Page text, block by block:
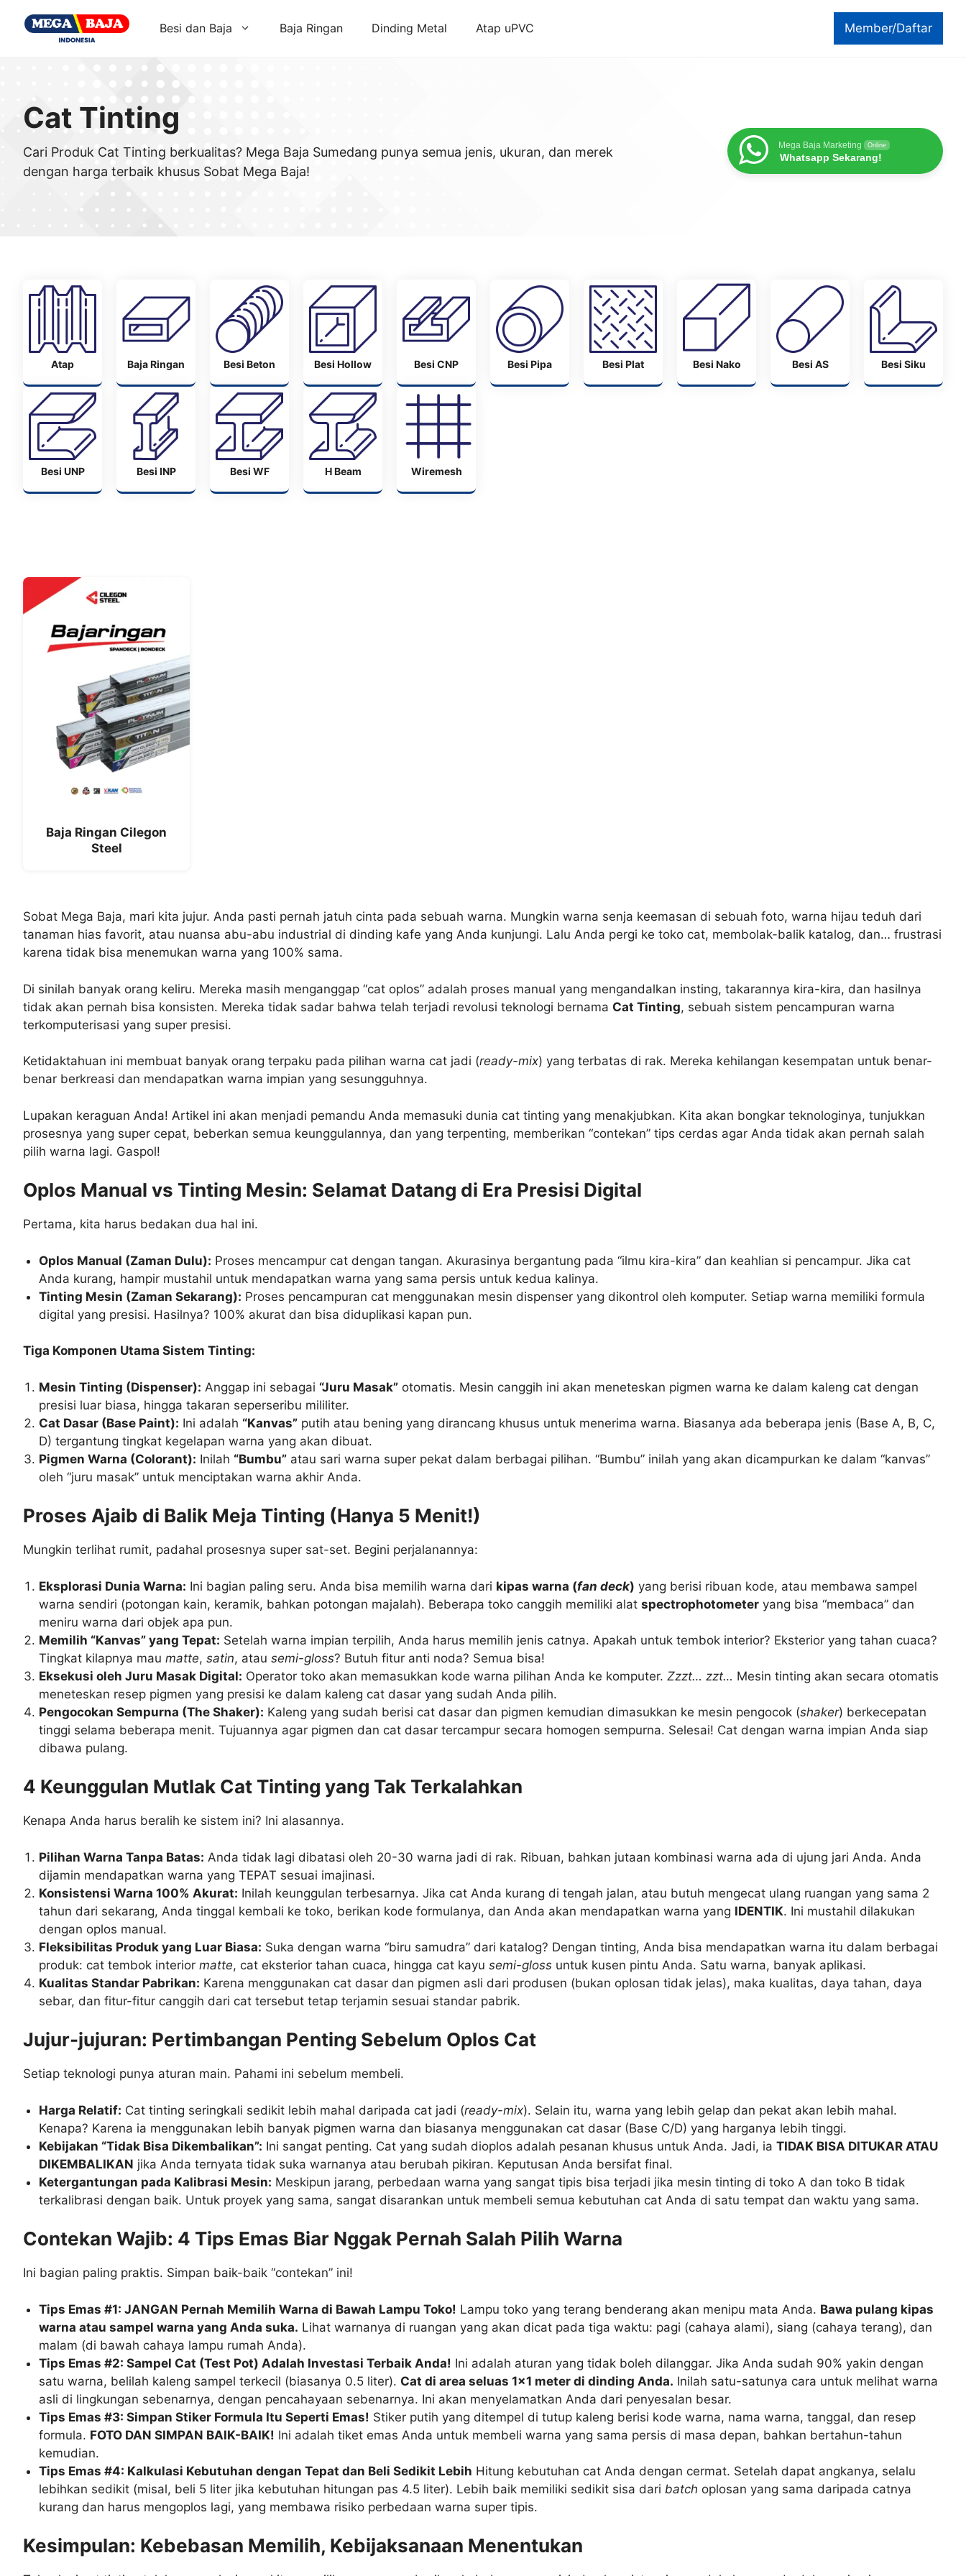
Member/Daftar
Besi dan Baja Baja Ringan Dinding Metal Atap uPVC
Cat Tinting
Cari Produk Cat Tinting berkualitas? Mega Baja Sumedang punya semua jenis, ukuran, dan merek
dengan harga terbaik khusus Sobat Mega Baja!
Mega Baja Marketing Online
Whatsapp Sekarang!
Atap Baja Ringan Besi Beton Besi Hollow Besi CNP Besi Pipa Besi Plat Besi Nako Besi AS Besi Siku
Besi UNP Besi INP Besi WF H Beam Wiremesh
Baja Ringan Cilegon
Steel
Sobat Mega Baja, mari kita jujur. Anda pasti pernah jatuh cinta pada sebuah warna. Mungkin warna senja keemasan di sebuah foto, warna hijau teduh dari
tanaman hias favorit, atau nuansa abu-abu industrial di dinding kafe yang Anda kunjungi. Lalu Anda pergi ke toko cat, membolak-balik katalog, dan… frustrasi
karena tidak bisa menemukan warna yang 100% sama.
Di sinilah banyak orang keliru. Mereka masih menganggap “cat oplos” adalah proses manual yang mengandalkan insting, takarannya kira-kira, dan hasilnya
tidak akan pernah bisa konsisten. Mereka tidak sadar bahwa telah terjadi revolusi teknologi bernama Cat Tinting, sebuah sistem pencampuran warna
terkomputerisasi yang super presisi.
Ketidaktahuan ini membuat banyak orang terpaku pada pilihan warna cat jadi (ready-mix) yang terbatas di rak. Mereka kehilangan kesempatan untuk benar-
benar berkreasi dan mendapatkan warna impian yang sesungguhnya.
Lupakan keraguan Anda! Artikel ini akan menjadi pemandu Anda memasuki dunia cat tinting yang menakjubkan. Kita akan bongkar teknologinya, tunjukkan
prosesnya yang super cepat, beberkan semua keunggulannya, dan yang terpenting, memberikan “contekan” tips cerdas agar Anda tidak akan pernah salah
pilih warna lagi. Gaspol!
Oplos Manual vs Tinting Mesin: Selamat Datang di Era Presisi Digital
Pertama, kita harus bedakan dua hal ini.
Oplos Manual (Zaman Dulu): Proses mencampur cat dengan tangan. Akurasinya bergantung pada “ilmu kira-kira” dan keahlian si pencampur. Jika cat
Anda kurang, hampir mustahil untuk mendapatkan warna yang sama persis untuk kedua kalinya.
Tinting Mesin (Zaman Sekarang): Proses pencampuran cat menggunakan mesin dispenser yang dikontrol oleh komputer. Setiap warna memiliki formula
digital yang presisi. Hasilnya? 100% akurat dan bisa diduplikasi kapan pun.
Tiga Komponen Utama Sistem Tinting:
Mesin Tinting (Dispenser): Anggap ini sebagai “Juru Masak” otomatis. Mesin canggih ini akan meneteskan pigmen warna ke dalam kaleng cat dengan
presisi luar biasa, hingga takaran seperseribu mililiter.
Cat Dasar (Base Paint): Ini adalah “Kanvas” putih atau bening yang dirancang khusus untuk menerima warna. Biasanya ada beberapa jenis (Base A, B, C,
D) tergantung tingkat kegelapan warna yang akan dibuat.
Pigmen Warna (Colorant): Inilah “Bumbu” atau sari warna super pekat dalam berbagai pilihan. “Bumbu” inilah yang akan dicampurkan ke dalam “kanvas”
oleh “juru masak” untuk menciptakan warna akhir Anda.
Proses Ajaib di Balik Meja Tinting (Hanya 5 Menit!)
Mungkin terlihat rumit, padahal prosesnya super sat-set. Begini perjalanannya:
Eksplorasi Dunia Warna: Ini bagian paling seru. Anda bisa memilih warna dari kipas warna (fan deck) yang berisi ribuan kode, atau membawa sampel
warna sendiri (potongan kain, keramik, bahkan potongan majalah). Beberapa toko canggih memiliki alatspectrophotometer yang bisa “membaca” dan
meniru warna dari objek apa pun.
Memilih “Kanvas” yang Tepat: Setelah warna impian terpilih, Anda harus memilih jenis catnya. Apakah untuk tembok interior? Eksterior yang tahan cuaca?
Tingkat kilapnya maumatte,satin, atausemi-gloss? Butuh fitur anti noda? Semua bisa!
Eksekusi oleh Juru Masak Digital: Operator toko akan memasukkan kode warna pilihan Anda ke komputer.Zzzt… zzt… Mesin tinting akan secara otomatis
meneteskan resep pigmen yang presisi ke dalam kaleng cat dasar yang sudah Anda pilih.
Pengocokan Sempurna (The Shaker): Kaleng yang sudah berisi cat dasar dan pigmen kemudian dimasukkan ke mesin pengocok (shaker) berkecepatan
tinggi selama beberapa menit. Tujuannya agar pigmen dan cat dasar tercampur secara homogen sempurna. Selesai! Cat dengan warna impian Anda siap
dibawa pulang.
4 Keunggulan Mutlak Cat Tinting yang Tak Terkalahkan
Kenapa Anda harus beralih ke sistem ini? Ini alasannya.
Pilihan Warna Tanpa Batas: Anda tidak lagi dibatasi oleh 20-30 warna jadi di rak. Ribuan, bahkan jutaan kombinasi warna ada di ujung jari Anda. Anda
dijamin mendapatkan warna yang TEPAT sesuai imajinasi.
Konsistensi Warna 100% Akurat: Inilah keunggulan terbesarnya. Jika cat Anda kurang di tengah jalan, atau butuh mengecat ulang ruangan yang sama 2
tahun dari sekarang, Anda tinggal kembali ke toko, berikan kode formulanya, dan Anda akan mendapatkan warna yang IDENTIK. Ini mustahil dilakukan
dengan oplos manual.
Fleksibilitas Produk yang Luar Biasa: Suka dengan warna “biru samudra” dari katalog? Dengan tinting, Anda bisa mendapatkan warna itu dalam berbagai
produk: cat tembok interiormatte, cat eksterior tahan cuaca, hingga cat kayusemi-gloss untuk kusen pintu Anda. Satu warna, banyak aplikasi.
Kualitas Standar Pabrikan: Karena menggunakan cat dasar dan pigmen asli dari produsen (bukan oplosan tidak jelas), maka kualitas, daya tahan, daya
sebar, dan fitur-fitur canggih dari cat tersebut tetap terjamin sesuai standar pabrik.
Jujur-jujuran: Pertimbangan Penting Sebelum Oplos Cat
Setiap teknologi punya aturan main. Pahami ini sebelum membeli.
Harga Relatif: Cat tinting seringkali sedikit lebih mahal daripada cat jadi (ready-mix). Selain itu, warna yang lebih gelap dan pekat akan lebih mahal.
Kenapa? Karena ia menggunakan lebih banyak pigmen warna dan biasanya menggunakan cat dasar (Base C/D) yang harganya lebih tinggi.
Kebijakan “Tidak Bisa Dikembalikan”: Ini sangat penting. Cat yang sudah dioplos adalah pesanan khusus untuk Anda. Jadi, iaTIDAK BISA DITUKAR ATAU
DIKEMBALIKAN jika Anda ternyata tidak suka warnanya atau berubah pikiran. Keputusan Anda bersifat final.
Ketergantungan pada Kalibrasi Mesin: Meskipun jarang, perbedaan warna yang sangat tipis bisa terjadi jika mesin tinting di toko A dan toko B tidak
terkalibrasi dengan baik. Untuk proyek yang sama, sangat disarankan untuk membeli semua kebutuhan cat Anda di satu tempat dan waktu yang sama.
Contekan Wajib: 4 Tips Emas Biar Nggak Pernah Salah Pilih Warna
Ini bagian paling praktis. Simpan baik-baik “contekan” ini!
Tips Emas #1: JANGAN Pernah Memilih Warna di Bawah Lampu Toko! Lampu toko yang terang benderang akan menipu mata Anda. Bawa pulang kipas
warna atau sampel warna yang Anda suka. Lihat warnanya di ruangan yang akan dicat pada tiga waktu: pagi (cahaya alami), siang (cahaya terang), dan
malam (di bawah cahaya lampu rumah Anda).
Tips Emas #2: Sampel Cat (Test Pot) Adalah Investasi Terbaik Anda! Ini adalah aturan yang tidak boleh dilanggar. Jika Anda sudah 90% yakin dengan
satu warna, belilah kaleng sampel terkecil (biasanya 0.5 liter). Cat di area seluas 1×1 meter di dinding Anda. Inilah satu-satunya cara untuk melihat warna
asli di lingkungan sebenarnya, dengan pencahayaan sebenarnya. Ini akan menyelamatkan Anda dari penyesalan besar.
Tips Emas #3: Simpan Stiker Formula Itu Seperti Emas! Stiker putih yang ditempel di tutup kaleng berisi kode warna, nama warna, tanggal, dan resep
formula. FOTO DAN SIMPAN BAIK-BAIK! Ini adalah tiket emas Anda untuk membeli warna yang sama persis di masa depan, bahkan bertahun-tahun
kemudian.
Tips Emas #4: Kalkulasi Kebutuhan dengan Tepat dan Beli Sedikit Lebih Hitung kebutuhan cat Anda dengan cermat. Setelah dapat angkanya, selalu
lebihkan sedikit (misal, beli 5 liter jika kebutuhan hitungan pas 4.5 liter). Lebih baik memiliki sedikit sisa dari batch oplosan yang sama daripada catnya
kurang dan harus mengoplos lagi, yang membawa risiko perbedaan warna super tipis.
Kesimpulan: Kebebasan Memilih, Kebijaksanaan Menentukan